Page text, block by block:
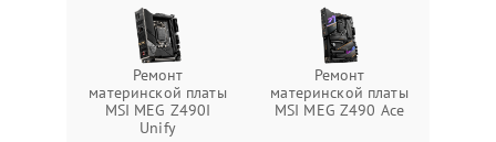
Ремонт
материнской платы
MSI MEG Z490I
Unify
Ремонт
материнской платы
MSI MEG Z490 Ace